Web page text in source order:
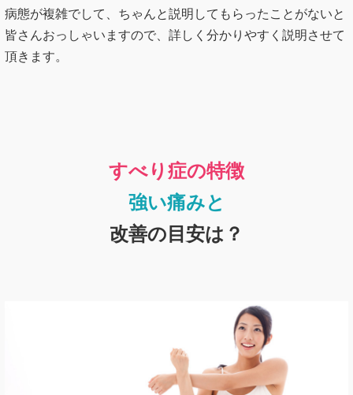
病態が複雑でして、ちゃんと説明してもらったことがないと
皆さんおっしゃいますので、詳しく分かりやすく説明させて
頂きます。
すべり症の特徴
強い痛みと
改善の目安は？